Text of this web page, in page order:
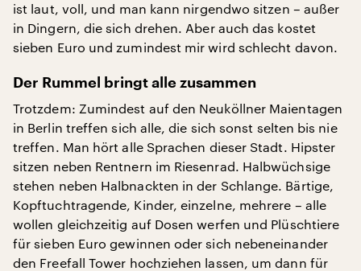
ist laut, voll, und man kann nirgendwo sitzen – außer
in Dingern, die sich drehen. Aber auch das kostet
sieben Euro und zumindest mir wird schlecht davon.
Der Rummel bringt alle zusammen
Trotzdem: Zumindest auf den Neuköllner Maientagen
in Berlin treffen sich alle, die sich sonst selten bis nie
treffen. Man hört alle Sprachen dieser Stadt. Hipster
sitzen neben Rentnern im Riesenrad. Halbwüchsige
stehen neben Halbnackten in der Schlange. Bärtige,
Kopftuchtragende, Kinder, einzelne, mehrere – alle
wollen gleichzeitig auf Dosen werfen und Plüschtiere
für sieben Euro gewinnen oder sich nebeneinander
den Freefall Tower hochziehen lassen, um dann für